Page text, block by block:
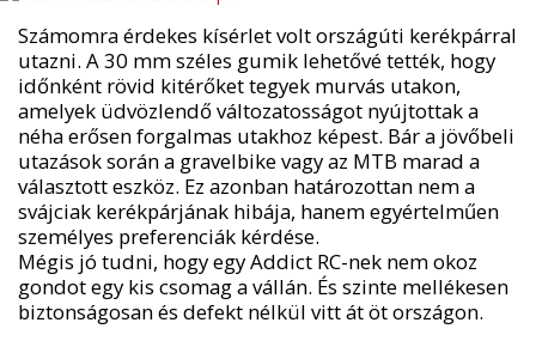
Számomra érdekes kísérlet volt országúti kerékpárral
utazni. A 30 mm széles gumik lehetővé tették, hogy
időnként rövid kitérőket tegyek murvás utakon,
amelyek üdvözlendő változatosságot nyújtottak a
néha erősen forgalmas utakhoz képest. Bár a jövőbeli
utazások során a gravelbike vagy az MTB marad a
választott eszköz. Ez azonban határozottan nem a
svájciak kerékpárjának hibája, hanem egyértelműen
személyes preferenciák kérdése.
Mégis jó tudni, hogy egy Addict RC-nek nem okoz
gondot egy kis csomag a vállán. És szinte mellékesen
biztonságosan és defekt nélkül vitt át öt országon.